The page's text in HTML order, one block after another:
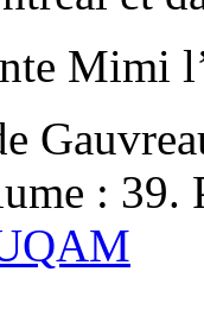
Mimi
: 39.